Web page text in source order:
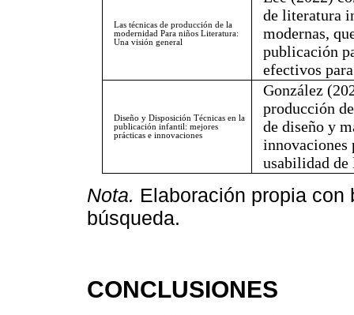
Las técnicas de producción de la
modernidad Para niños Literatura:
Una visión general
de literatura
modernas,
publicación
efectivos
Diseño y Disposición Técnicas en la
publicación infantil: mejores
prácticas e innovaciones
González
producción
de diseño y
innovaciones
usabilidad
Nota. Elaboración propia
búsqueda.
CONCLUSIONES